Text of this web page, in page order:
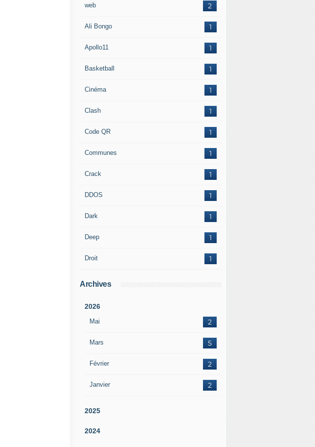
2
web
1
Ali Bongo
1
Apollo11
1
Basketball
1
Cinéma
1
Clash
1
Code QR
1
Communes
1
Crack
1
DDOS
1
Dark
1
Deep
1
Droit
Archives
2026
Mai 2
Mars 5
Février 2
Janvier 2
2025
2024